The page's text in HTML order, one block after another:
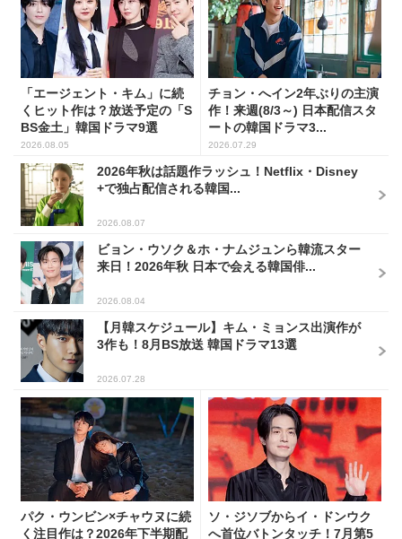
「エージェント・キム」に続
くヒット作は？放送予定の「S
BS金土」韓国ドラマ9選
2026.08.05
チョン・へイン2年ぶりの主演
作！来週(8/3～) 日本配信スタ
ートの韓国ドラマ3...
2026.07.29
2026年秋は話題作ラッシュ！Netflix・Disney
+で独占配信される韓国...
2026.08.07
ビョン・ウソク＆ホ・ナムジュンら韓流スター
来日！2026年秋 日本で会える韓国俳...
2026.08.04
【月韓スケジュール】キム・ミョンス出演作が
3作も！8月BS放送 韓国ドラマ13選
2026.07.28
パク・ウンビン×チャウヌに続
く注目作は？2026年下半期配
ソ・ジソブからイ・ドンウク
へ首位バトンタッチ！7月第5